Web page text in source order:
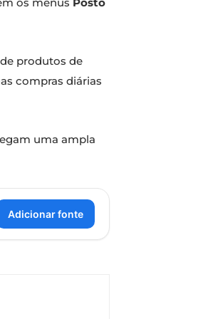
produtos de
compras diárias
uma ampla
Adicionar fonte